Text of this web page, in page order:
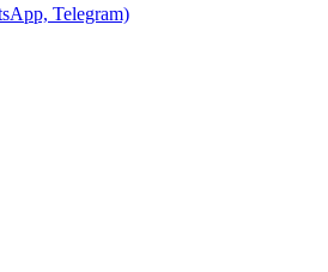
Telegram)